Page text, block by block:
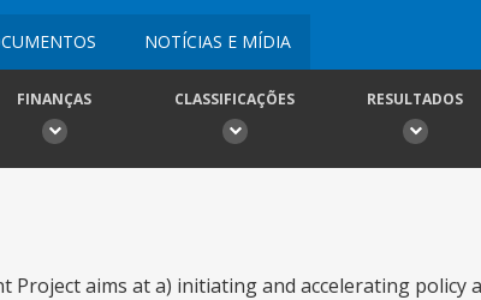
NOTÍCIAS E MÍDIA
FINANÇAS CLASSIFICAÇÕES RESULTADOS
Project aims at a) initiating and accelerating